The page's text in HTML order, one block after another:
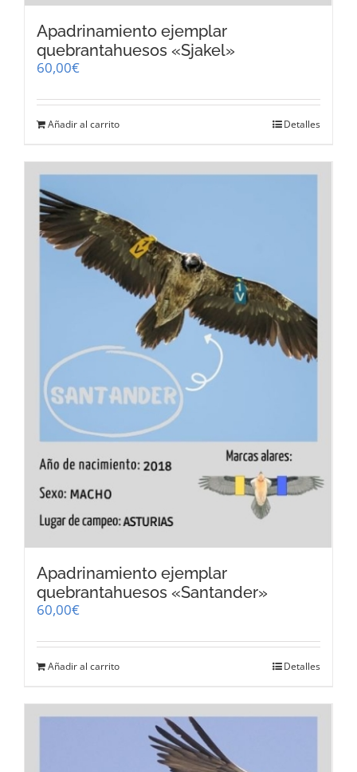
Apadrinamiento ejemplar
quebrantahuesos «Sjakel»
60,00€
Añadir al carrito Detalles
Apadrinamiento ejemplar
quebrantahuesos «Santander»
60,00€
Añadir al carrito Detalles